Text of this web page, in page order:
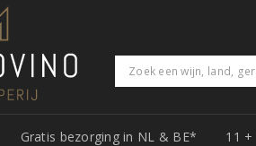
Gratis bezorging in NL & BE* 11